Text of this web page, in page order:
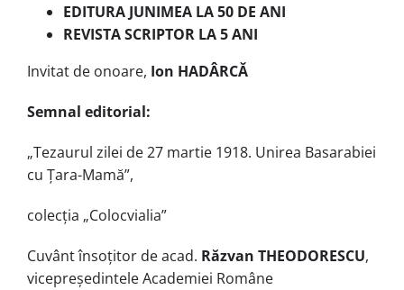
EDITURA JUNIMEA LA 50 DE ANI
REVISTA SCRIPTOR LA 5 ANI
Invitat de onoare, Ion HADÂRCĂ
Semnal editorial:
„Tezaurul zilei de 27 martie 1918. Unirea Basarabiei
cu Țara-Mamă”,
colecția „Colocvialia”
Cuvânt însoțitor de acad. Răzvan THEODORESCU,
vicepreședintele Academiei Române